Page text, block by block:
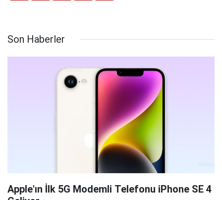
Son Haberler
Apple'ın İlk 5G Modemli Telefonu iPhone SE 4